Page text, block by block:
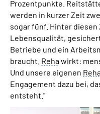
Prozentpunkte.
werden in kurzer Zeit
sogar fünf. Hinter
Lebensqualität,
Betriebe und ein
braucht. Rehawirkt:
Und unsere eigenen
Engagement dazu bei,
entsteht."